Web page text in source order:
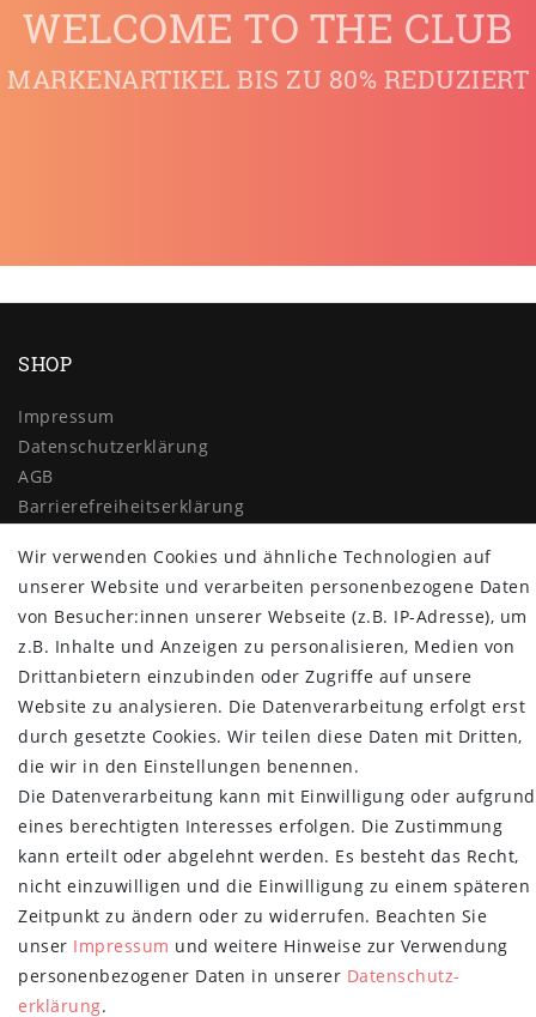
WELCOME TO THE CLUB
MARKENARTIKEL BIS ZU 80% REDUZIERT
SHOP
Impressum
Daten­schutz­erklärung
AGB
Barrierefreiheitserklärung
Vertrag widerrufen
MYPOPUPCLUB
Über uns
Retoure
Versand- und Zahlungsbedingungen
NEWSLETTER
E-MAIL **
Newsletter
Honig
Hiermit bestätige ich, dass ich die Daten­schutz­erklärunggelesen habe.
Meine Einwilligung kann ich jederzeit widerrufen.**
Abonnieren
Wir verwenden Cookies und ähnliche Technologien auf
unserer Website und verarbeiten personenbezogene Daten
von Besucher:innen unserer Webseite (z.B. IP-Adresse), um
z.B. Inhalte und Anzeigen zu personalisieren, Medien von
Drittanbietern einzubinden oder Zugriffe auf unsere
Website zu analysieren. Die Datenverarbeitung erfolgt erst
durch gesetzte Cookies. Wir teilen diese Daten mit Dritten,
die wir in den Einstellungen benennen.
Die Datenverarbeitung kann mit Einwilligung oder aufgrund
eines berechtigten Interesses erfolgen. Die Zustimmung
kann erteilt oder abgelehnt werden. Es besteht das Recht,
nicht einzuwilligen und die Einwilligung zu einem späteren
Zeitpunkt zu ändern oder zu widerrufen. Beachten Sie
unser Impressum und weitere Hinweise zur Verwendung
personenbezogener Daten in unserer Daten­schutz­
erklärung.